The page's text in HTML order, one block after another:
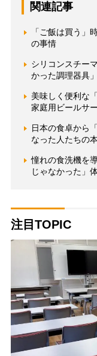
関連記事
「ご飯は買う
の事情
シリコンスチー
かった調理器具
美味しく便利な
家庭用ビールサ
日本の食卓から
なった人たちの
憧れの食洗機を
じゃなかった」
注目TOPIC